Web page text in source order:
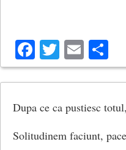
Facebook
Twitter
Email
Dupa ce ca pustiesc
Solitudinem faciunt,